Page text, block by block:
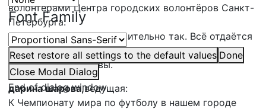
Font Family
Reset restore all settings to the default values Done
Close Modal Dialog
End of dialog window.
волонтёрами Центра городских волонтёров Санкт-
Петербурга:
Мне кажется, это действительно так. Всё отдаётся
любимому делу. Когда мы занимаемся любимым
делом, мы счастливы.
дарина шарова,ведущая:
К Чемпионату мира по футболу в нашем городе